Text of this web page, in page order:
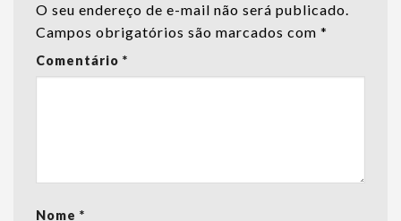
O seu endereço de e-mail não será publicado.
Campos obrigatórios são marcados com *
Comentário *
Nome *